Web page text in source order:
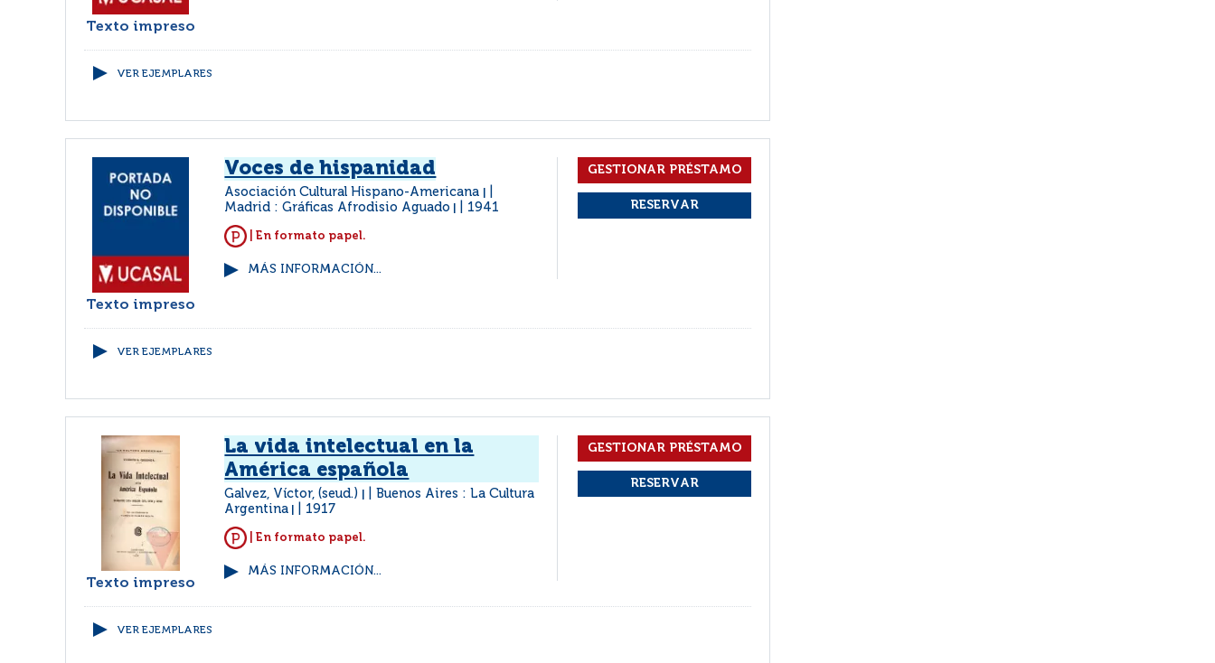
Texto impreso
VER EJEMPLARES
Texto impreso
Voces de hispanidad
Asociación Cultural Hispano-Americana
Madrid : Gráficas Afrodisio Aguado 1941
| En formato papel.
MÁS INFORMACIÓN...
VER EJEMPLARES
Texto impreso
La vida intelectual en la
América española
Galvez, Víctor, (seud.)
Buenos Aires : La Cultura
Argentina
1917
| En formato papel.
MÁS INFORMACIÓN...
VER EJEMPLARES